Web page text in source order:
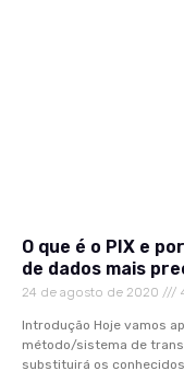
O que é o PIX e
de dados mais
24 de agosto de 2020
Introdução Hoje vamos
método/sistema de
substituirá os